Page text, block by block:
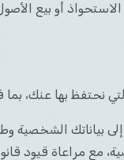
الاستحواذ أو بيع
نحتفظ بها عنك،
بياناتك الشخصية
مع مراعاة قيود